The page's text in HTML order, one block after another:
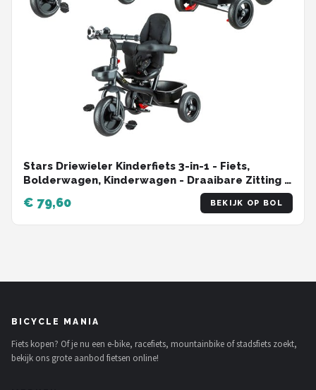
Stars Driewieler Kinderfiets 3-in-1 - Fiets,
Bolderwagen, Kinderwagen - Draaibare Zitting -
Veiligheidsgordel
€ 79,60 BEKIJK OP BOL
BICYCLE MANIA
Fiets kopen? Of je nu een e-bike, racefiets, mountainbike of stadsfiets zoekt,
bekijk ons grote aanbod fietsen online!